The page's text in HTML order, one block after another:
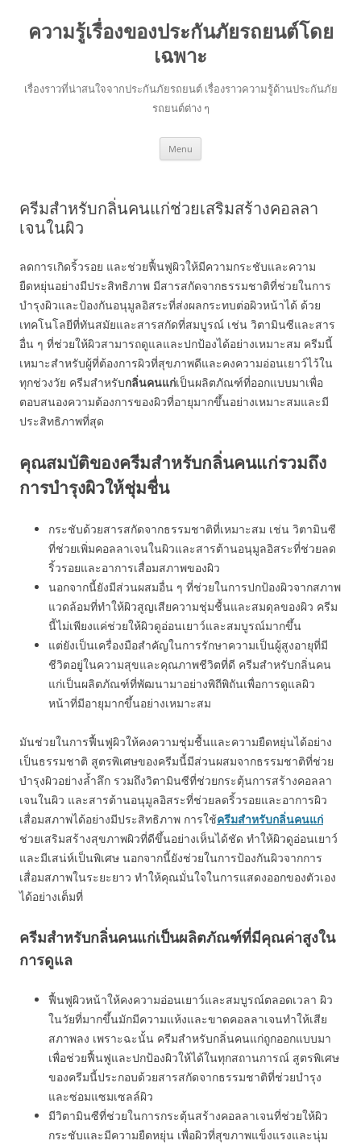
ความรู้เรื่องของประกันภัยรถยนต์โดย
เฉพาะ
เรื่องราวที่น่าสนใจจากประกันภัยรถยนต์ เรื่องราวความรู้ด้านประกันภัย
รถยนต์ต่าง ๆ
Menu
ครีมสำหรับกลิ่นคนแก่ช่วยเสริมสร้างคอลลา
เจนในผิว
ลดการเกิดริ้วรอย และช่วยฟื้นฟูผิวให้มีความกระชับและความ
ยืดหยุ่นอย่างมีประสิทธิภาพ มีสารสกัดจากธรรมชาติที่ช่วยในการ
บำรุงผิวและป้องกันอนุมูลอิสระที่ส่งผลกระทบต่อผิวหน้าได้ ด้วย
เทคโนโลยีที่ทันสมัยและสารสกัดที่สมบูรณ์ เช่น วิตามินซีและสาร
อื่น ๆ ที่ช่วยให้ผิวสามารถดูแลและปกป้องได้อย่างเหมาะสม ครีมนี้
เหมาะสำหรับผู้ที่ต้องการผิวที่สุขภาพดีและคงความอ่อนเยาว์ไว้ใน
ทุกช่วงวัย ครีมสำหรับกลิ่นคนแก่เป็นผลิตภัณฑ์ที่ออกแบบมาเพื่อ
ตอบสนองความต้องการของผิวที่อายุมากขึ้นอย่างเหมาะสมและมี
ประสิทธิภาพที่สุด
คุณสมบัติของครีมสำหรับกลิ่นคนแก่รวมถึง
การบำรุงผิวให้ชุ่มชื่น
กระชับด้วยสารสกัดจากธรรมชาติที่เหมาะสม เช่น วิตามินซี
ที่ช่วยเพิ่มคอลลาเจนในผิวและสารต้านอนุมูลอิสระที่ช่วยลด
ริ้วรอยและอาการเสื่อมสภาพของผิว
นอกจากนี้ยังมีส่วนผสมอื่น ๆ ที่ช่วยในการปกป้องผิวจากสภาพ
แวดล้อมที่ทำให้ผิวสูญเสียความชุ่มชื้นและสมดุลของผิว ครีม
นี้ไม่เพียงแค่ช่วยให้ผิวดูอ่อนเยาว์และสมบูรณ์มากขึ้น
แต่ยังเป็นเครื่องมือสำคัญในการรักษาความเป็นผู้สูงอายุที่มี
ชีวิตอยู่ในความสุขและคุณภาพชีวิตที่ดี ครีมสำหรับกลิ่นคน
แก่เป็นผลิตภัณฑ์ที่พัฒนามาอย่างพิถีพิถันเพื่อการดูแลผิว
หน้าที่มีอายุมากขึ้นอย่างเหมาะสม
มันช่วยในการฟื้นฟูผิวให้คงความชุ่มชื้นและความยืดหยุ่นได้อย่าง
เป็นธรรมชาติ สูตรพิเศษของครีมนี้มีส่วนผสมจากธรรมชาติที่ช่วย
บำรุงผิวอย่างล้ำลึก รวมถึงวิตามินซีที่ช่วยกระตุ้นการสร้างคอลลา
เจนในผิว และสารต้านอนุมูลอิสระที่ช่วยลดริ้วรอยและอาการผิว
เสื่อมสภาพได้อย่างมีประสิทธิภาพ การใช้ครีมสำหรับกลิ่นคนแก่
ช่วยเสริมสร้างสุขภาพผิวที่ดีขึ้นอย่างเห็นได้ชัด ทำให้ผิวดูอ่อนเยาว์
และมีเสน่ห์เป็นพิเศษ นอกจากนี้ยังช่วยในการป้องกันผิวจากการ
เสื่อมสภาพในระยะยาว ทำให้คุณมั่นใจในการแสดงออกของตัวเอง
ได้อย่างเต็มที่
ครีมสำหรับกลิ่นคนแก่เป็นผลิตภัณฑ์ที่มีคุณค่าสูงใน
การดูแล
ฟื้นฟูผิวหน้าให้คงความอ่อนเยาว์และสมบูรณ์ตลอดเวลา ผิว
ในวัยที่มากขึ้นมักมีความแห้งและขาดคอลลาเจนทำให้เสีย
สภาพลง เพราะฉะนั้น ครีมสำหรับกลิ่นคนแก่ถูกออกแบบมา
เพื่อช่วยฟื้นฟูและปกป้องผิวให้ได้ในทุกสถานการณ์ สูตรพิเศษ
ของครีมนี้ประกอบด้วยสารสกัดจากธรรมชาติที่ช่วยบำรุง
และซ่อมแซมเซลล์ผิว
มีวิตามินซีที่ช่วยในการกระตุ้นสร้างคอลลาเจนที่ช่วยให้ผิว
กระชับและมีความยืดหยุ่น เพื่อผิวที่สุขภาพแข็งแรงและนุ่ม